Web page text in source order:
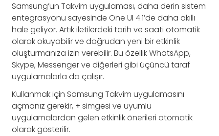
Samsung’un Takvim uygulaması, daha derin sistem
entegrasyonu sayesinde One UI 4.1’de daha akıllı
hale geliyor. Artık iletilerdeki tarih ve saati otomatik
olarak okuyabilir ve doğrudan yeni bir etkinlik
oluşturmanıza izin verebilir. Bu özellik WhatsApp,
Skype, Messenger ve diğerleri gibi üçüncü taraf
uygulamalarla da çalışır.
Kullanmak için Samsung Takvim uygulamasını
açmanız gerekir, + simgesi ve uyumlu
uygulamalardan gelen etkinlik önerileri otomatik
olarak gösterilir.